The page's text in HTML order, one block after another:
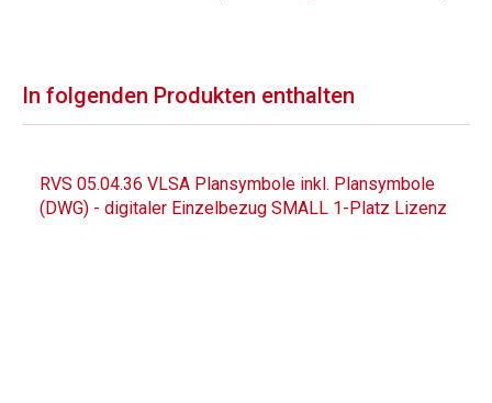
In folgenden Produkten enthalten
RVS 05.04.36 VLSA Plansymbole inkl. Plansymbole
(DWG) - digitaler Einzelbezug SMALL 1-Platz Lizenz